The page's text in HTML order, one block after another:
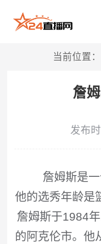
当前位置：
詹
发布
詹姆斯是一
他的选秀年龄是
詹姆斯于1984
的阿克伦市。他